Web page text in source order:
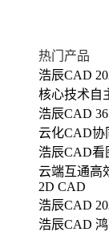
热门产品
浩辰CAD
核心技术自
浩辰CAD
云化CAD协
浩辰CAD看
云端互通高
2D CAD
浩辰CAD
浩辰CAD